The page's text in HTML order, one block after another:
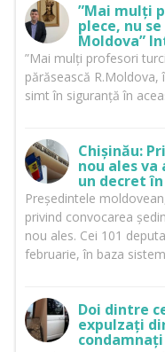
”Mai mulți
plece, nu
Moldova”
”Mai mulți profesori
părăsească
simt în siguranță în
Chișinău:
nou ales va
un decret
Președintele
privind convocarea
nou ales. Cei 101
februarie, în baza
Doi dintre
expulzați